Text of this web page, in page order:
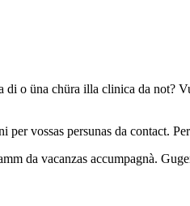
o üna chüra illa clinica da not?
vossas persunas da contact.
da vacanzas accumpagnà.